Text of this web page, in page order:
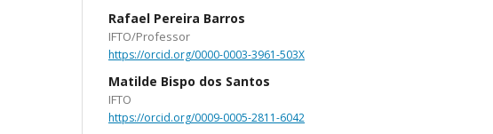
Rafael Pereira Barros
IFTO/Professor
https://orcid.org/0000-0003-3961-503X
Matilde Bispo dos Santos
IFTO
https://orcid.org/0009-0005-2811-6042